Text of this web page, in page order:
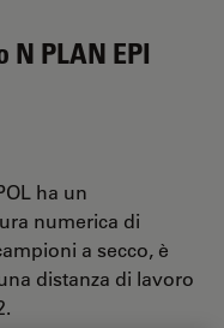
PLAN EPI
ha un
numerica di
a secco, è
distanza di lavoro